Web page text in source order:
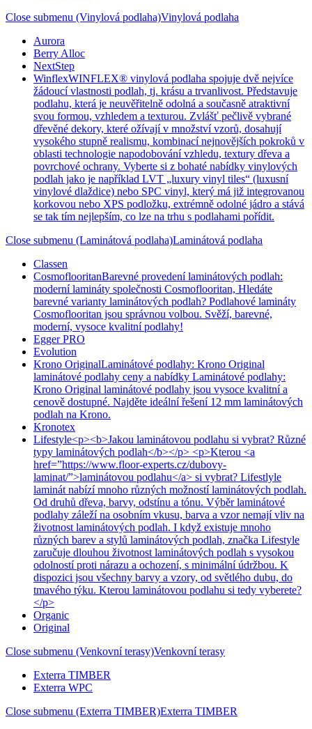
Close submenu (Vinylová podlaha)Vinylová podlaha
Aurora
Berry Alloc
NextStep
WinflexWINFLEX® vinylová podlaha spojuje dvě nejvíce
žádoucí vlastnosti podlah, tj. krásu a trvanlivost. Představuje
podlahu, která je neuvěřitelně odolná a současně atraktivní
svou formou, vzhledem a texturou. Zvlášť pečlivě vybrané
dřevěné dekory, které ožívají v množství vzorů, dosahují
vysokého stupně realismu, kombinací nejnovějších pokroků v
oblasti technologie napodobování vzhledu, textury dřeva a
povrchové ochrany. Vyberte si z bohaté nabídky vinylových
podlah jako je například LVT „luxury vinyl tiles“ (luxusní
vinylové dlaždice) nebo SPC vinyl, který má již integrovanou
korkovou nebo XPS podložku, extrémně odolné jádro a stává
se tak tím nejlepším, co lze na trhu s podlahami pořídit.
Close submenu (Laminátová podlaha)Laminátová podlaha
Classen
CosmoflooritanBarevné provedení laminátových podlah:
moderní lamináty společnosti Cosmoflooritan, Hledáte
barevné varianty laminátových podlah? Podlahové lamináty
Cosmoflooritan jsou správnou volbou. Svěží, barevné,
moderní, vysoce kvalitní podlahy!
Egger PRO
Evolution
Krono OriginalLaminátové podlahy: Krono Original
laminátové podlahy ceny a nabídky Laminátové podlahy:
Krono Original laminátové podlahy jsou vysoce kvalitní a
cenově dostupné. Najděte ideální řešení 12 mm laminátových
podlah na Krono.
Kronotex
Lifestyle<p><b>Jakou laminátovou podlahu si vybrat? Různé
typy laminátových podlah</b></p> <p>Kterou <a
href=”https://www.floor-experts.cz/dubovy-
laminat/”>laminátovou podlahu</a> si vybrat? Lifestlyle
laminát nabízí mnoho různých možností laminátových podlah.
Od druhů dřeva, barvy, odstínu a tónu. Výběr laminátové
podlahy záleží na osobním vkusu, barva a vzor nemají vliv na
životnost laminátových podlah. I když existuje mnoho
různých barev a stylů laminátových podlah, značka Lifestyle
zaručuje dlouhou životnost laminátových podlah s vysokou
odolností proti nárazu a ochození, s minimální údržbou. K
dispozici jsou všechny barvy a vzory, od světlého dubu, do
tmavého týku. Kterou laminátovou podlahu si tedy vyberete?
</p>
Organic
Original
Close submenu (Venkovní terasy)Venkovní terasy
Exterra TIMBER
Exterra WPC
Close submenu (Exterra TIMBER)Exterra TIMBER